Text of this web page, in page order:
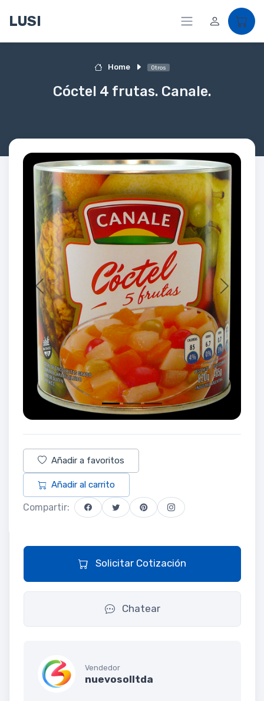
LUSI
Home Otros
Cóctel 4 frutas. Canale.
Previous Next
Añadir a favoritos
Añadir al carrito
Compartir:
Solicitar Cotización
Chatear
Vendedor
nuevosolltda